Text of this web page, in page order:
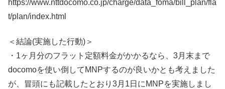
https://www.nttdocomo.co.jp/charge/data_foma/bill_plan/fla
t/plan/index.html
＜結論(実施した行動)＞
・1ヶ月分のフラット定額料金がかかるなら、3月末まで
docomoを使い倒してMNPするのが良いかとも考えました
が、冒頭にも記載したとおり3月1日にMNPを実施しまし